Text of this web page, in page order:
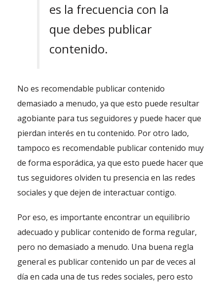
es la frecuencia con la
que debes publicar
contenido.
No es recomendable publicar contenido
demasiado a menudo, ya que esto puede resultar
agobiante para tus seguidores y puede hacer que
pierdan interés en tu contenido. Por otro lado,
tampoco es recomendable publicar contenido muy
de forma esporádica, ya que esto puede hacer que
tus seguidores olviden tu presencia en las redes
sociales y que dejen de interactuar contigo.
Por eso, es importante encontrar un equilibrio
adecuado y publicar contenido de forma regular,
pero no demasiado a menudo. Una buena regla
general es publicar contenido un par de veces al
día en cada una de tus redes sociales, pero esto